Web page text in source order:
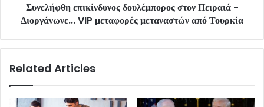
Συνελήφθη επικίνδυνος δουλέμπορος στον Πειραιά -
Διοργάνωνε... VIP μεταφορές μεταναστών από Τουρκία
Related Articles